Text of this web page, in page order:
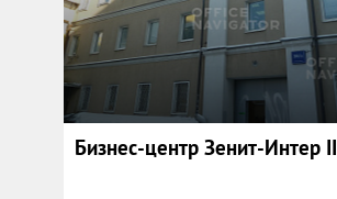
Бизнес-центр Зенит-Интер II